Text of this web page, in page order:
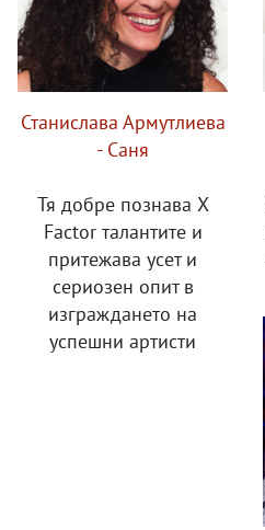
Станислава Армутлиева
- Саня
Тя добре познава X
Factor талантите и
притежава усет и
сериозен опит в
изграждането на
успешни артисти